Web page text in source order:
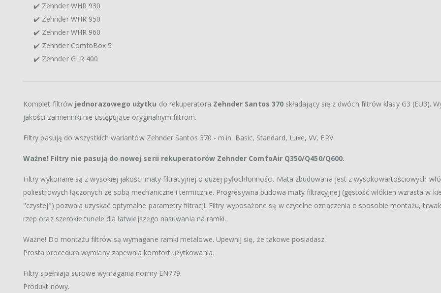
✔️ Zehnder WHR 930
✔️ Zehnder WHR 950
✔️ Zehnder WHR 960
✔️ Zehnder ComfoBox 5
✔️ Zehnder GLR 400
Komplet filtrów jednorazowego użytku do rekuperatora Zehnder Santos 370 składający się z dwóch filtrów klasy G3 (EU3).
jakości zamienniki nie ustępujące oryginalnym filtrom.
Filtry pasują do wszystkich wariantów Zehnder Santos 370 - m.in. Basic, Standard, Luxe, VV, ERV.
Ważne! Filtry nie pasują do nowej serii rekuperatorów Zehnder ComfoAir Q350/Q450/Q600.
Filtry wykonane są z wysokiej jakości maty filtracyjnej o dużej pyłochłonności. Mata zbudowana jest z wysokowartościowych
poliestrowych łączonych ze sobą mechaniczne i termicznie. Progresywna budowa maty filtracyjnej (gęstość włókien wzrasta w
"czystej") pozwala uzyskać optymalne parametry filtracji. Filtry wyposażone są w czytelne oznaczenia o sposobie montażu,
rzep oraz szerokie tunele dla łatwiejszego nasuwania na ramki.
Ważne! Do montażu filtrów są wymagane ramki metalowe. Upewnij się, że takowe posiadasz.
Prosta procedura wymiany zapewnia komfort użytkowania.
Filtry spełniają surowe wymagania normy EN779.
Produkt nowy.